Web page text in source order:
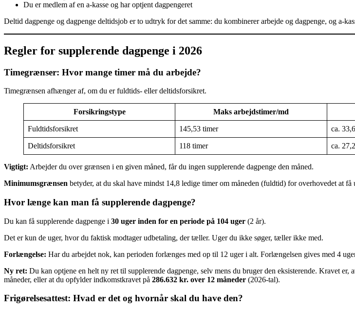
Du er medlem af en a-kasse og har optjent dagpengeret
Deltid dagpenge og dagpenge deltidsjob er to udtryk for det samme: du kombinerer arbejde og dagpenge, og a-
Regler for supplerende dagpenge i 2026
Timegrænser: Hvor mange timer må du arbejde?
Timegrænsen afhænger af, om du er fuldtids- eller deltidsforsikret.
Forsikringstype Maks arbejdstimer/md
Fuldtidsforsikret 145,53 timer ca.
Deltidsforsikret 118 timer ca.
Vigtigt: Arbejder du over grænsen i en given måned, får du ingen supplerende dagpenge den måned.
Minimumsgrænsen betyder, at du skal have mindst 14,8 ledige timer om måneden (fuldtid) for overhovedet at
Hvor længe kan man få supplerende dagpenge?
Du kan få supplerende dagpenge i 30 uger inden for en periode på 104 uger (2 år).
Det er kun de uger, hvor du faktisk modtager udbetaling, der tæller. Uger du ikke søger, tæller ikke med.
Forlængelse: Har du arbejdet nok, kan perioden forlænges med op til 12 uger i alt. Forlængelsen gives med 4
Ny ret: Du kan optjene en helt ny ret til supplerende dagpenge, selv mens du bruger den eksisterende. Kravet
måneder, eller at du opfylder indkomstkravet på 286.632 kr. over 12 måneder (2026-tal).
Frigørelsesattest: Hvad er det og hvornår skal du have den?